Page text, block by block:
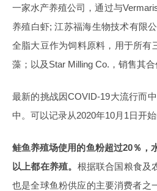
一家水产养殖公司，通过与
养殖白虾; 江苏福海生物技术有限
全脂大豆作为饲料原料，用于所有
藻；以及Star Milling Co.，销售其
最新的挑战因COVID-19大流行而
中。可以记录从2020年10月1日开始
鲑鱼养殖场使用的鱼粉超过20％，
以上都在养殖。 根据联合国粮食及
也是全球鱼粉供应的主要消费者之